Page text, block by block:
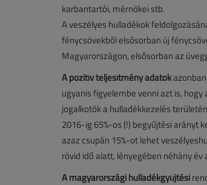
karbantartói, mérnökei stb.
A veszélyes hulladékok
fénycsövekből elsősorban új
Magyarországon, elsősorban az
A pozitív teljesítmény adatok
ugyanis figyelembe venni azt is,
jogalkotók a hulladékkezelés
2016-ig 65%-os (!) begyűjtési arányt
azaz csupán 15%-ot lehet
rövid idő alatt, lényegében néhány
A magyarországi hulladékgyűjtési